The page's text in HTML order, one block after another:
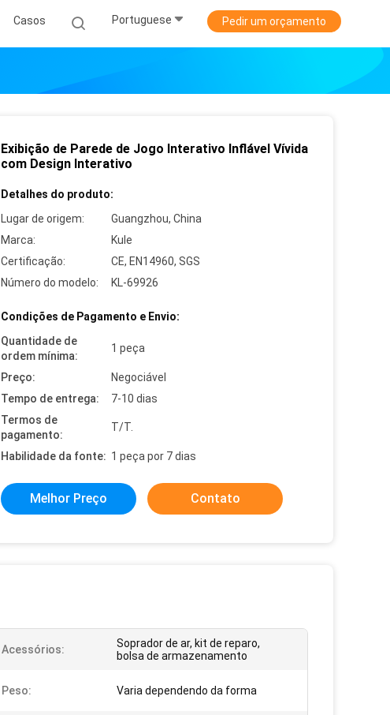
Casos Portuguese Pedir um orçamento
Exibição de Parede de Jogo Interativo Inflável Vívida
com Design Interativo
Detalhes do produto:
Lugar de origem:
Guangzhou, China
Marca:
Kule
Certificação:
CE, EN14960, SGS
Número do modelo:
KL-69926
Condições de Pagamento e Envio:
Quantidade de
ordem mínima:
1 peça
Preço:
Negociável
Tempo de entrega:
7-10 dias
Termos de
pagamento:
T/T.
Habilidade da fonte: 1 peça por 7 dias
Melhor Preço Contato
Acessórios:
Soprador de ar, kit de reparo,
bolsa de armazenamento
Peso: Varia dependendo da forma